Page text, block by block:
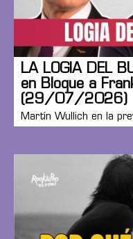
LA LOGIA DEL
en Bloque a
(29/07/2026)
Martín Wullich en la